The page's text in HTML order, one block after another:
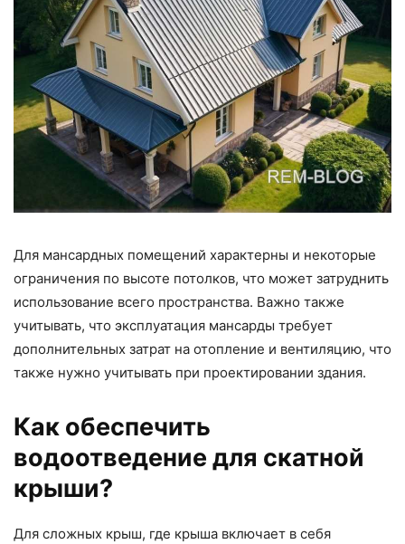
Для мансардных помещений характерны и некоторые
ограничения по высоте потолков, что может затруднить
использование всего пространства. Важно также
учитывать, что эксплуатация мансарды требует
дополнительных затрат на отопление и вентиляцию, что
также нужно учитывать при проектировании здания.
Как обеспечить
водоотведение для скатной
крыши?
Для сложных крыш, где крыша включает в себя